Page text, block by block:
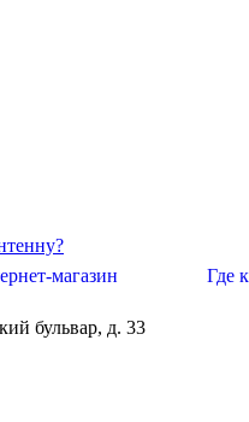
магазин
Где
бульвар, д. 33